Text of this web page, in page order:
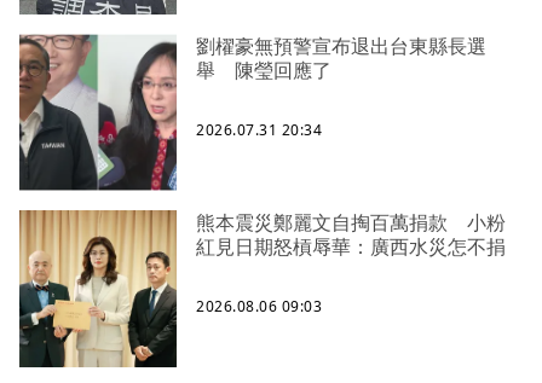
劉櫂豪無預警宣布退出台東縣長選
舉 陳瑩回應了
2026.07.31 20:34
熊本震災鄭麗文自掏百萬捐款 小粉
紅見日期怒槓辱華：廣西水災怎不捐
2026.08.06 09:03